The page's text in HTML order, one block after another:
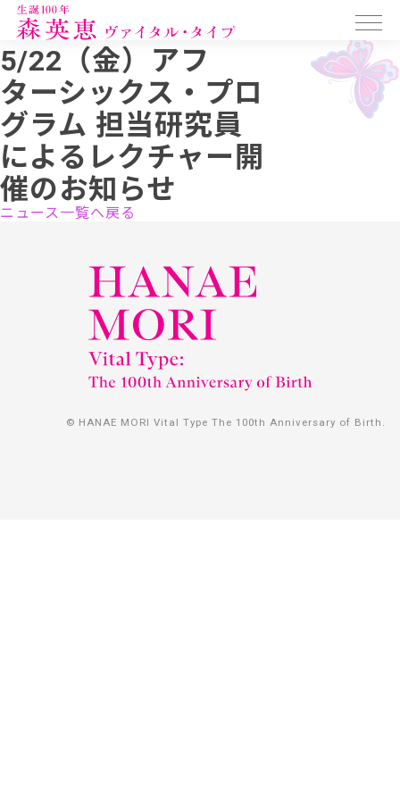
2026.05.20
5/22（金）アフ
ターシックス・プロ
グラム 担当研究員
によるレクチャー開
催のお知らせ
ニュース一覧へ戻る
© HANAE MORI Vital Type The 100th Anniversary of Birth.